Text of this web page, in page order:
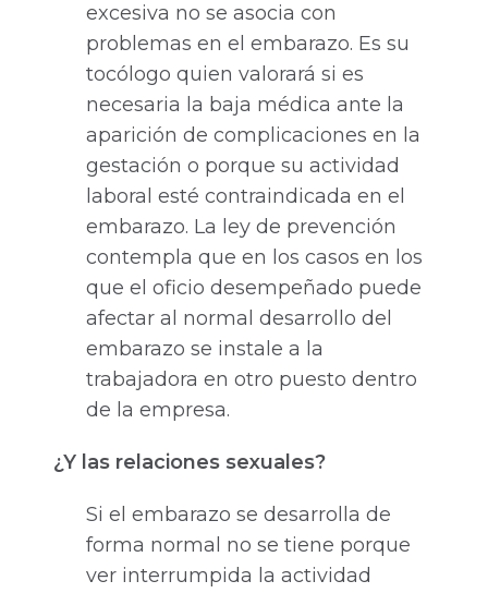
excesiva no se asocia con
problemas en el embarazo. Es su
tocólogo quien valorará si es
necesaria la baja médica ante la
aparición de complicaciones en la
gestación o porque su actividad
laboral esté contraindicada en el
embarazo. La ley de prevención
contempla que en los casos en los
que el oficio desempeñado puede
afectar al normal desarrollo del
embarazo se instale a la
trabajadora en otro puesto dentro
de la empresa.
¿Y las relaciones sexuales?
Si el embarazo se desarrolla de
forma normal no se tiene porque
ver interrumpida la actividad